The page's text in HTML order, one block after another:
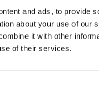
and ads, to provide
about your use of our
it with other
of their services.